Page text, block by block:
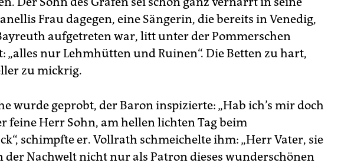
Frau dagegen, eine Sängerin, die bereits in Venedig,
aufgetreten war, litt unter der Pommerschen
„alles nur Lehmhütten und Ruinen“. Die Betten zu hart,
zu mickrig.
wurde geprobt, der Baron inspizierte: „Hab ich’s mir doch
feine Herr Sohn, am hellen lichten Tag beim
schimpfte er. Vollrath schmeichelte ihm: „Herr Vater, sie
der Nachwelt nicht nur als Patron dieses wunderschönen